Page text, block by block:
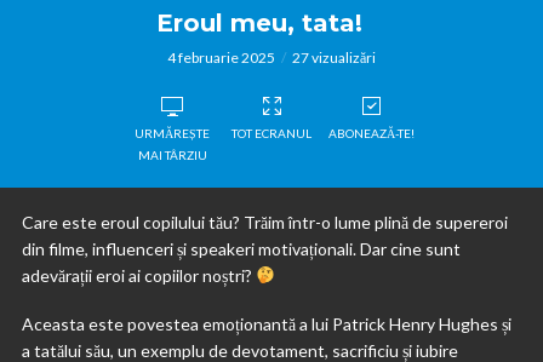
Eroul meu, tata!
4 februarie 2025 27 vizualizări
URMĂREȘTE
MAI TÂRZIU
TOT ECRANUL ABONEAZĂ-TE!
Care este eroul copilului tău? Trăim într-o lume plină de supereroi
din filme, influenceri și speakeri motivaționali. Dar cine sunt
adevărații eroi ai copiilor noștri?
Aceasta este povestea emoționantă a lui Patrick Henry Hughes și
a tatălui său, un exemplu de devotament, sacrificiu și iubire